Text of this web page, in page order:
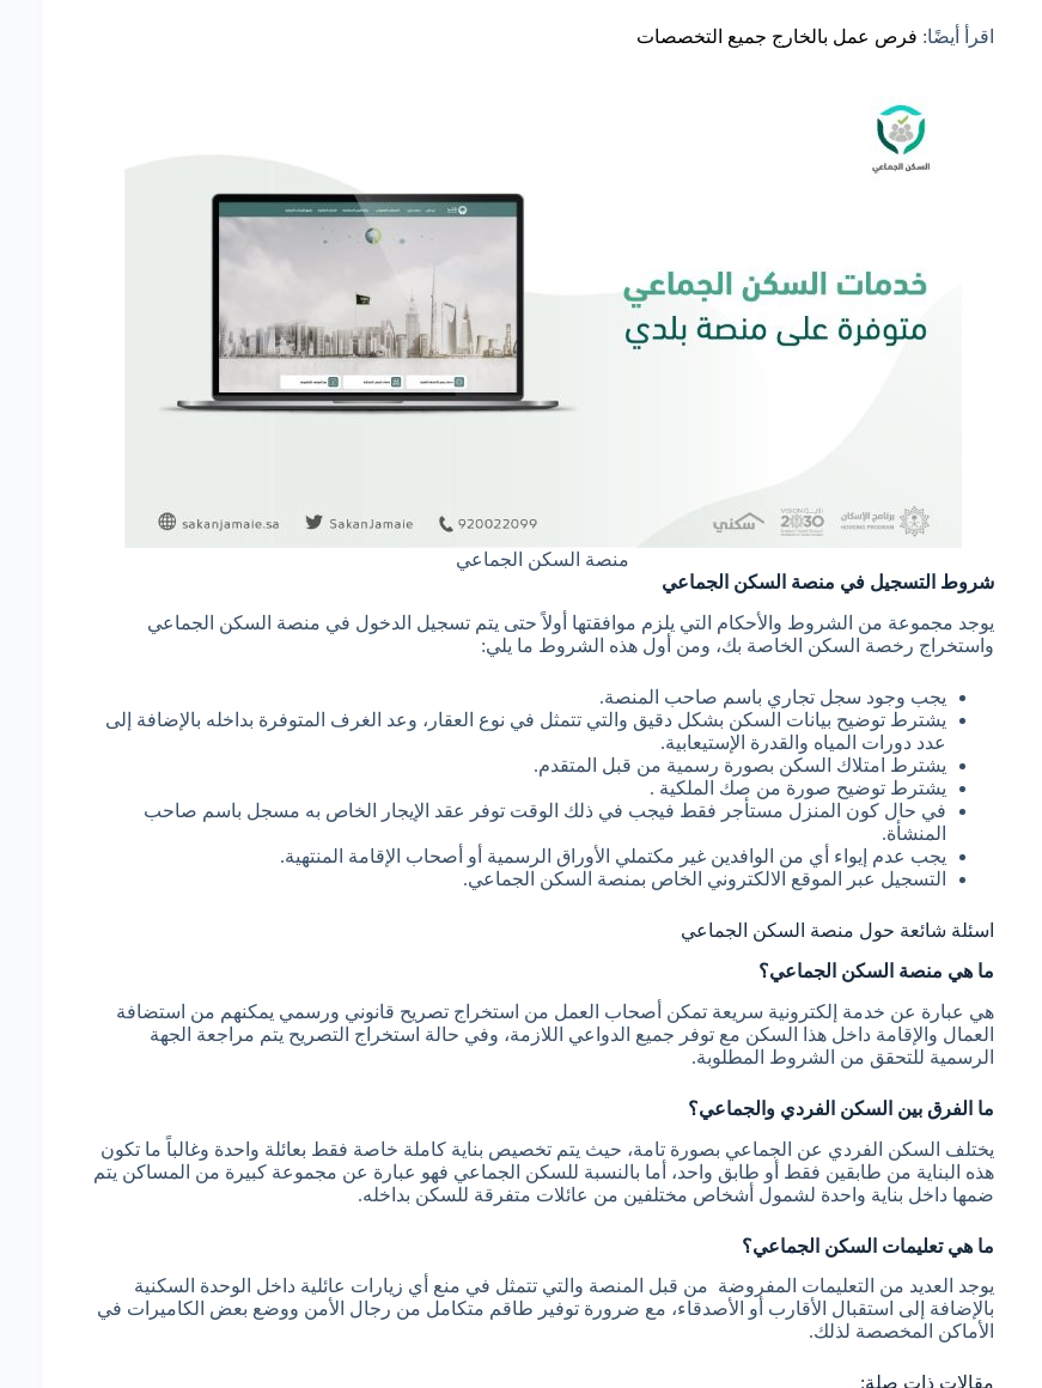
اقرأ أيضًا: فرص عمل بالخارج جميع التخصصات
منصة السكن الجماعي
شروط التسجيل في منصة السكن الجماعي
يوجد مجموعة من الشروط والأحكام التي يلزم موافقتها أولاً حتى يتم تسجيل الدخول في منصة السكن الجماعي
واستخراج رخصة السكن الخاصة بك، ومن أول هذه الشروط ما يلي:
يجب وجود سجل تجاري باسم صاحب المنصة.
يشترط توضيح بيانات السكن بشكل دقيق والتي تتمثل في نوع العقار، وعد الغرف المتوفرة بداخله بالإضافة إلى
عدد دورات المياه والقدرة الإستيعابية.
يشترط امتلاك السكن بصورة رسمية من قبل المتقدم.
يشترط توضيح صورة من صك الملكية .
في حال كون المنزل مستأجر فقط فيجب في ذلك الوقت توفر عقد الإيجار الخاص به مسجل باسم صاحب
المنشأة.
يجب عدم إيواء أي من الوافدين غير مكتملي الأوراق الرسمية أو أصحاب الإقامة المنتهية.
التسجيل عبر الموقع الالكتروني الخاص بمنصة السكن الجماعي.
اسئلة شائعة حول منصة السكن الجماعي
ما هي منصة السكن الجماعي؟
هي عبارة عن خدمة إلكترونية سريعة تمكن أصحاب العمل من استخراج تصريح قانوني ورسمي يمكنهم من استضافة
العمال والإقامة داخل هذا السكن مع توفر جميع الدواعي اللازمة، وفي حالة استخراج التصريح يتم مراجعة الجهة
الرسمية للتحقق من الشروط المطلوبة.
ما الفرق بين السكن الفردي والجماعي؟
يختلف السكن الفردي عن الجماعي بصورة تامة، حيث يتم تخصيص بناية كاملة خاصة فقط بعائلة واحدة وغالباً ما تكون
هذه البناية من طابقين فقط أو طابق واحد، أما بالنسبة للسكن الجماعي فهو عبارة عن مجموعة كبيرة من المساكن يتم
ضمها داخل بناية واحدة لشمول أشخاص مختلفين من عائلات متفرقة للسكن بداخله.
ما هي تعليمات السكن الجماعي؟
يوجد العديد من التعليمات المفروضة من قبل المنصة والتي تتمثل في منع أي زيارات عائلية داخل الوحدة السكنية
بالإضافة إلى استقبال الأقارب أو الأصدقاء، مع ضرورة توفير طاقم متكامل من رجال الأمن ووضع بعض الكاميرات في
الأماكن المخصصة لذلك.
مقالات ذات صلة: